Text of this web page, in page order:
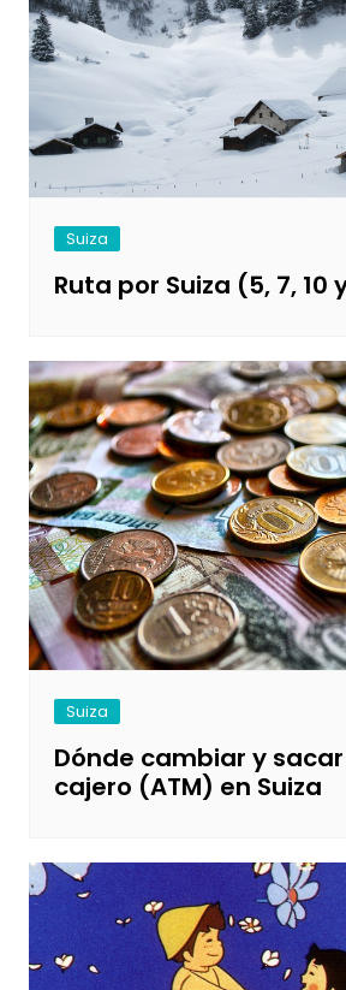
Suiza
Ruta por Suiza (5, 7, 10
Suiza
Dónde cambiar y
cajero (ATM) en Suiza